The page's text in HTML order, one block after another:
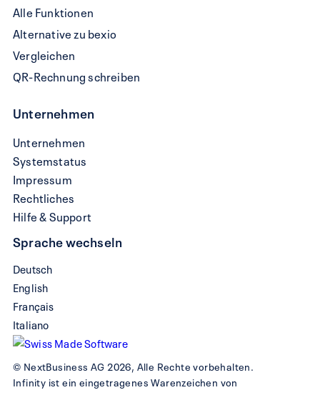
Alle Funktionen
Alternative zu bexio
Vergleichen
QR-Rechnung schreiben
Unternehmen
Unternehmen
Systemstatus
Impressum
Rechtliches
Hilfe & Support
Sprache wechseln
Deutsch
English
Français
Italiano
© NextBusiness AG 2026, Alle Rechte vorbehalten.
Infinity ist ein eingetragenes Warenzeichen von